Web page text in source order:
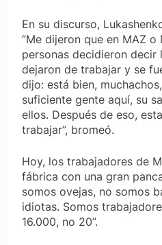
En su discurso,
“Me dijeron que en MAZ
personas decidieron decir
dejaron de trabajar y se
dijo: está bien,
suficiente gente aquí, su
ellos. Después de eso,
trabajar”, bromeó.
Hoy, los trabajadores de
fábrica con una gran
somos ovejas, no somos
idiotas. Somos
16.000, no 20”.